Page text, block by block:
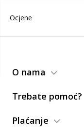
Ocjene
O nama
Trebate pomoć?
Plaćanje